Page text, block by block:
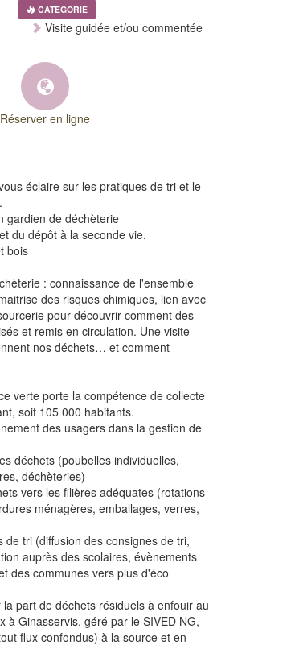
CATEGORIE
Visite guidée et/ou commentée
Réserver en ligne
éclaire sur les pratiques de tri et le
gardien de déchèterie
du dépôt à la seconde vie.
bois
: connaissance de l'ensemble
des risques chimiques, lien avec
pour découvrir comment des
et remis en circulation. Une visite
nos déchets… et comment
verte porte la compétence de collecte
soit 105 000 habitants.
des usagers dans la gestion de
déchets (poubelles individuelles,
déchèteries)
vers les filières adéquates (rotations
ménagères, emballages, verres,
tri (diffusion des consignes de tri,
auprès des scolaires, évènements
des communes vers plus d'éco
part de déchets résiduels à enfouir au
Ginasservis, géré par le SIVED NG,
flux confondus) à la source et en